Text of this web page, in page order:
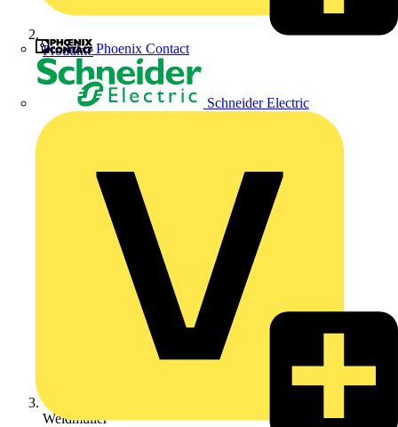
Phoenix Contact
Schneider Electric
Produkte
Weidmüller